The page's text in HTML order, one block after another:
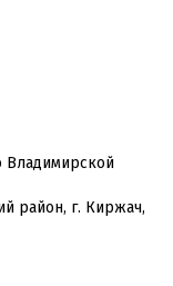
Владимирской
район, г. Киржач,